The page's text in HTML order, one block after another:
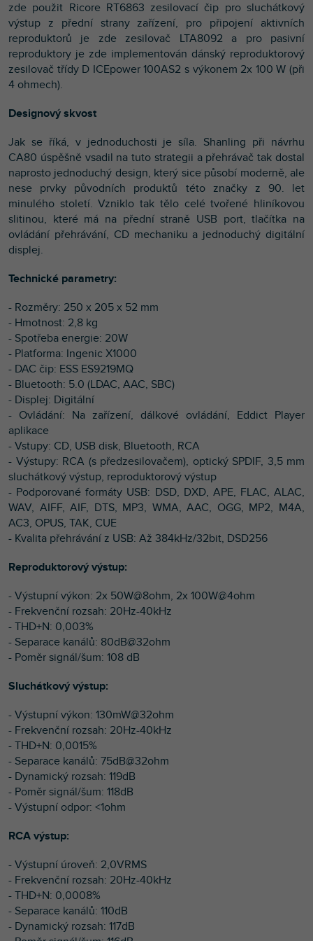
zde použit Ricore RT6863 zesilovací čip pro sluchátkový
výstup z přední strany zařízení, pro připojení aktivních
reproduktorů je zde zesilovač LTA8092 a pro pasivní
reproduktory je zde implementován dánský reproduktorový
zesilovač třídy D ICEpower 100AS2 s výkonem 2x 100 W (při
4 ohmech).
Designový skvost
Jak se říká, v jednoduchosti je síla. Shanling při návrhu
CA80 úspěšně vsadil na tuto strategii a přehrávač tak dostal
naprosto jednoduchý design, který sice působí moderně, ale
nese prvky původních produktů této značky z 90. let
minulého století. Vzniklo tak tělo celé tvořené hliníkovou
slitinou, které má na přední straně USB port, tlačítka na
ovládání přehrávání, CD mechaniku a jednoduchý digitální
displej.
Technické parametry:
- Rozměry: 250 x 205 x 52 mm
- Hmotnost: 2,8 kg
- Spotřeba energie: 20W
- Platforma: Ingenic X1000
- DAC čip: ESS ES9219MQ
- Bluetooth: 5.0 (LDAC, AAC, SBC)
- Displej: Digitální
- Ovládání: Na zařízení, dálkové ovládání, Eddict Player
aplikace
- Vstupy: CD, USB disk, Bluetooth, RCA
- Výstupy: RCA (s předzesilovačem), optický SPDIF, 3,5 mm
sluchátkový výstup, reproduktorový výstup
- Podporované formáty USB: DSD, DXD, APE, FLAC, ALAC,
WAV, AIFF, AIF, DTS, MP3, WMA, AAC, OGG, MP2, M4A,
AC3, OPUS, TAK, CUE
- Kvalita přehrávání z USB: Až 384kHz/32bit, DSD256
Reproduktorový výstup:
- Výstupní výkon: 2x 50W@8ohm, 2x 100W@4ohm
- Frekvenční rozsah: 20Hz-40kHz
- THD+N: 0,003%
- Separace kanálů: 80dB@32ohm
- Poměr signál/šum: 108 dB
Sluchátkový výstup:
- Výstupní výkon: 130mW@32ohm
- Frekvenční rozsah: 20Hz-40kHz
- THD+N: 0,0015%
- Separace kanálů: 75dB@32ohm
- Dynamický rozsah: 119dB
- Poměr signál/šum: 118dB
- Výstupní odpor: <1ohm
RCA výstup:
- Výstupní úroveň: 2,0VRMS
- Frekvenční rozsah: 20Hz-40kHz
- THD+N: 0,0008%
- Separace kanálů: 110dB
- Dynamický rozsah: 117dB